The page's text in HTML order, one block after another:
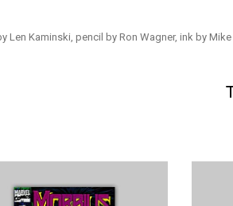
Len Kaminski, pencil by Ron Wagner, ink by